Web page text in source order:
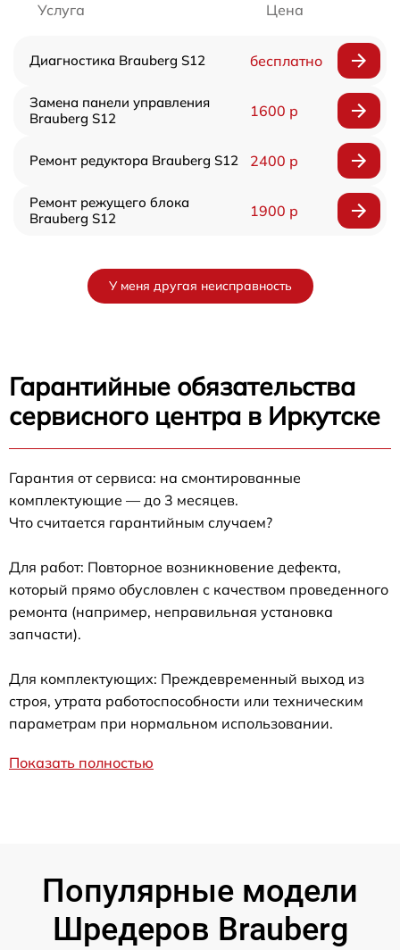
Услуга Цена
Диагностика Brauberg S12 бесплатно
Замена панели управления
Brauberg S12
1600 р
Ремонт редуктора Brauberg S12 2400 р
Ремонт режущего блока
Brauberg S12
1900 р
У меня другая неисправность
Гарантийные обязательства
сервисного центра в Иркутске
Гарантия от сервиса: на смонтированные
комплектующие — до 3 месяцев.
Что считается гарантийным случаем?
Для работ: Повторное возникновение дефекта,
который прямо обусловлен с качеством проведенного
ремонта (например, неправильная установка
запчасти).
Для комплектующих: Преждевременный выход из
строя, утрата работоспособности или техническим
параметрам при нормальном использовании.
Показать полностью
Популярные модели
Шредеров Brauberg